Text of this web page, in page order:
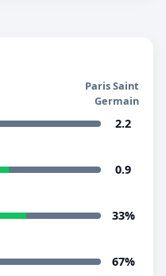
Paris Saint
Germain
2.2
0.9
33%
67%